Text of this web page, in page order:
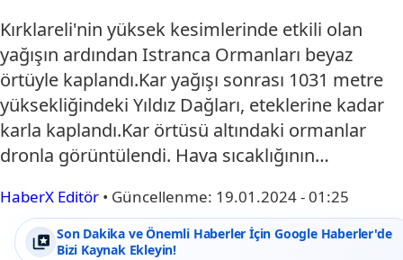
Kırklareli'nin yüksek kesimlerinde etkili olan
yağışın ardından Istranca Ormanları beyaz
örtüyle kaplandı.Kar yağışı sonrası 1031 metre
yüksekliğindeki Yıldız Dağları, eteklerine kadar
karla kaplandı.Kar örtüsü altındaki ormanlar
dronla görüntülendi. Hava sıcaklığının…
HaberX Editör • Güncellenme: 19.01.2024 - 01:25
Son Dakika ve Önemli Haberler İçin Google Haberler'de
Bizi Kaynak Ekleyin!